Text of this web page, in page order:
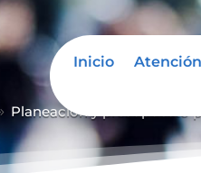
Inicio
Planeación y presupuesto